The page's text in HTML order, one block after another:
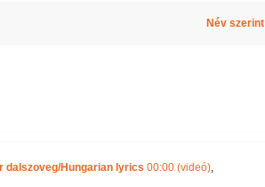
Név szerint
dalszoveg/Hungarian lyrics 00:00 (videó),